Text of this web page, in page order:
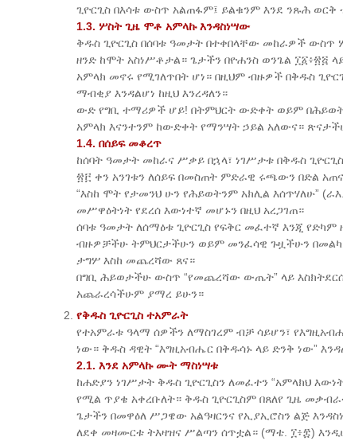
ጊዮርጊስ በእሳቱ ውስጥ አልጠፋም፤ ይልቁንም እንደ ንጹሕ ወርቅ
1.3. ሦስት ጊዜ ሞቶ አምላኩ እንዳስነሣው
​ቅዱስ ጊዮርጊስ በሰባቱ ዓመታት በተቀበላቸው መከራዎች ውስጥ
ዘንድ ከሞት አስነሥቶታል። ጌታችን በዮሐንስ ወንጌል ፲፩፥፳፭
አምላክ መኖሩ የሚገለጥበት ሆነ። በዚህም ብዙዎች በቅዱስ
ማብቂያ እንዳልሆነ ከዚህ እንረዳለን።
ውድ የግቢ ተማሪዎች ሆይ! በትምህርት ውድቀት ወይም በሕይወት
አምላክ እናንተንም ከውድቀት የማንሣት ኃይል አለውና።
1.4. በሰይፍ መቆረጥ
​ከሰባት ዓመታት መከራና ሥቃይ በኋላ፣ ነገሥታቱ በቅዱስ
፳፫ ቀን አንገቱን ለሰይፍ በመስጠት ምድራዊ ሩጫውን በድል
“እስከ ሞት የታመንህ ሁን የሕይወትንም አክሊል እሰጥሃለሁ”
መሥዋዕትነት የደረሰ እውነተኛ መሆኑን በዚህ አረጋገጠ።
ሰባቱ ዓመታት ለሰማዕቱ ጊዮርጊስ የፍቅር መፈተኛ እንጂ የድካም
ብዙዎቻችሁ ትምህርታችሁን ወይም መንፈሳዊ ጉዟችሁን
ታግሦ እስከ መጨረሻው ጸና።
በግቢ ሕይወታችሁ ውስጥ “የመጨረሻው ውጤት” ላይ
አጨራረሳችሁም ያማረ ይሁን።
የቅዱስ ጊዮርጊስ ተአምራት
የተአምራቱ ዓላማ ሰዎችን ለማስገረም ብቻ ሳይሆን፣
ነው። ቅዱስ ዳዊት “እግዚአብሔር በቅዱሳኑ ላይ ድንቅ ነው”
2.1. እንደ አምላኩ ሙት ማስነሣቱ
ከሐድያን ነገሥታት ቅዱስ ጊዮርጊስን ለመፈተን “አምላክህ
የሚል ጥያቄ አቀረቡለት። ቅዱስ ጊዮርጊስም በጸለየ ጊዜ
ጌታችን በመዋዕለ ሥጋዌው አልዓዛርንና የኢያኢሮስን ልጅ
ለደቀ መዛሙርቱ ትእዛዝና ሥልጣን ሰጥቷል። (ማቴ. ፲፥፰)